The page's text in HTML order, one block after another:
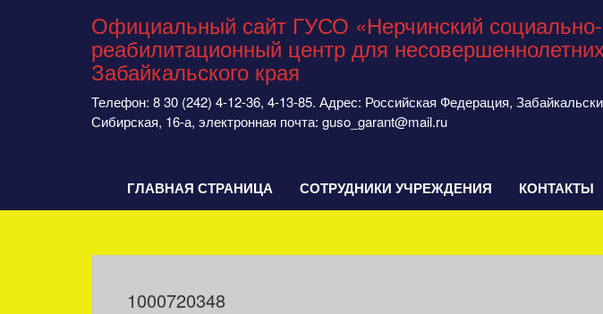
Официальный сайт ГУСО «Нерчинский социально-
реабилитационный центр для
Забайкальского края
Телефон: 8 30 (242) 4-12-36, 4-13-85. Адрес: Российская Федерация,
Сибирская, 16-а, электронная почта: guso_garant@mail.ru
ГЛАВНАЯ СТРАНИЦА СОТРУДНИКИ УЧРЕЖДЕНИЯ КОНТАКТЫ
1000720348